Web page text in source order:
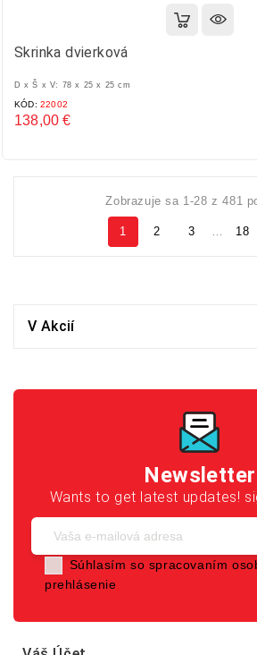
Skrinka dvierková
D x Š x V: 78 x 25 x 25 cm
KÓD: 22002
138,00 €
Zobrazuje sa 1-28 z 481
1 2 3 18
V Akcií
Newsletter
Wants to get latest updates!
Súhlasím so spracovaním
prehlásenie